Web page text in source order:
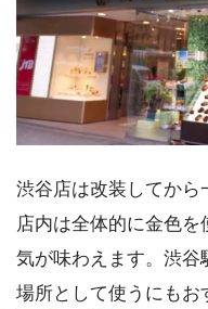
渋谷店は改装してから
店内は全体的に金色を
気が味わえます。渋
場所として使うにもお